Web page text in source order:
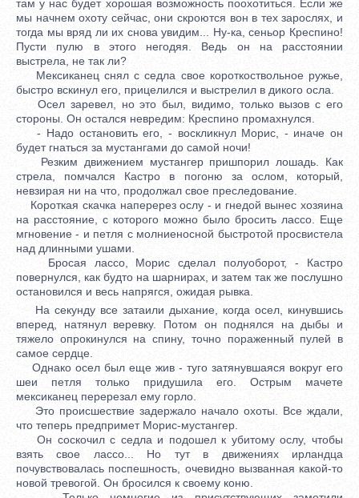
там у нас будет хорошая возможность поохотиться. Если же
мы начнем охоту сейчас, они скроются вон в тех зарослях, и
тогда мы вряд ли их снова увидим... Ну-ка, сеньор Креспино!
Пусти пулю в этого негодяя. Ведь он на расстоянии
выстрела, не так ли?
Мексиканец снял с седла свое короткоствольное ружье,
быстро вскинул его, прицелился и выстрелил в дикого осла.
Осел заревел, но это был, видимо, только вызов с его
стороны. Он остался невредим: Креспино промахнулся.
- Надо остановить его, - воскликнул Морис, - иначе он
будет гнаться за мустангами до самой ночи!
Резким движением мустангер пришпорил лошадь. Как
стрела, помчался Кастро в погоню за ослом, который,
невзирая ни на что, продолжал свое преследование.
Короткая скачка наперерез ослу - и гнедой вынес хозяина
на расстояние, с которого можно было бросить лассо. Еще
мгновение - и петля с молниеносной быстротой просвистела
над длинными ушами.
Бросая лассо, Морис сделал полуоборот, - Кастро
повернулся, как будто на шарнирах, и затем так же послушно
остановился и весь напрягся, ожидая рывка.
На секунду все затаили дыхание, когда осел, кинувшись
вперед, натянул веревку. Потом он поднялся на дыбы и
тяжело опрокинулся на спину, точно пораженный пулей в
самое сердце.
Однако осел был еще жив - туго затянувшаяся вокруг его
шеи петля только придушила его. Острым мачете
мексиканец перерезал ему горло.
Это происшествие задержало начало охоты. Все ждали,
что теперь предпримет Морис-мустангер.
Он соскочил с седла и подошел к убитому ослу, чтобы
взять свое лассо... Но тут в движениях ирландца
почувствовалась поспешность, очевидно вызванная какой-то
новой тревогой. Он бросился к своему коню.